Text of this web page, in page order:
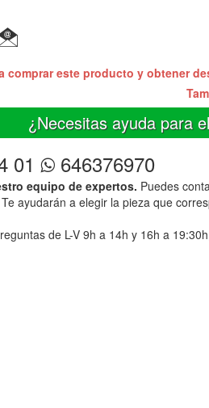
comprar este producto y obtener
¿Necesitas ayuda para
01 646376970
equipo de expertos. Puedes
ayudarán a elegir la pieza que
de L-V 9h a 14h y 16h a